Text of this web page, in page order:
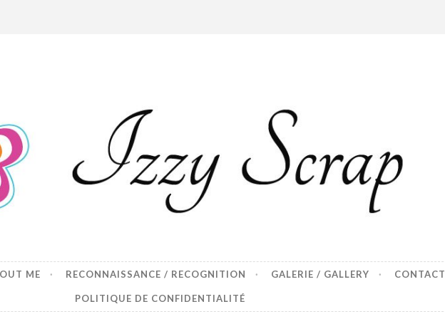
ME RECONNAISSANCE / RECOGNITION GALERIE / GALLERY CONTACT
POLITIQUE DE CONFIDENTIALITÉ